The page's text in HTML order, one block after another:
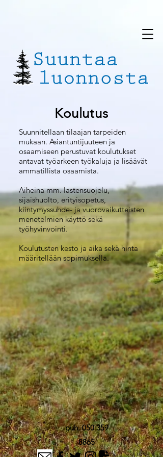
Koulutus
Suunnitellaan tilaajan tarpeiden
mukaan. Asiantuntijuuteen ja
osaamiseen perustuvat koulutukset
antavat työarkeen työkaluja ja lisäävät
ammatillista osaamista.
Aiheina mm. lastensuojelu,
sijaishuolto, erityisopetus,
kiintymyssuhde- ja vuorovaikutteisten
menetelmien käyttö sekä
työhyvinvointi.
Koulutusten kesto ja aika sekä hinta
määritellään sopimuksella.
puh.050 359
8865